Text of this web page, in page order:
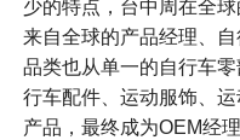
少的特点，台中周在全
来自全球的产品经理、
品类也从单一的自行车
行车配件、运动服饰、
产品，最终成为OEM经